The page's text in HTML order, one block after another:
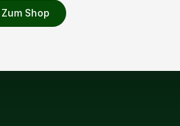
Zum Shop